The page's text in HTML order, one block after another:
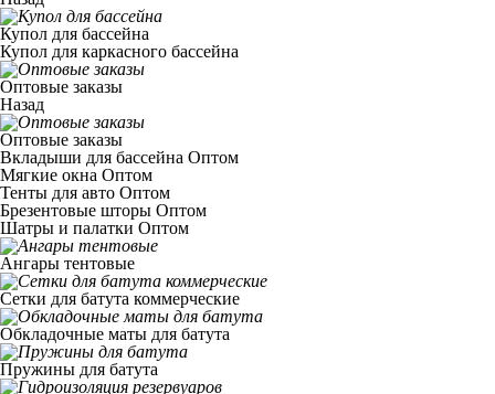
Купол для бассейна
Купол для каркасного бассейна
Оптовые заказы
Назад
Оптовые заказы
Вкладыши для бассейна Оптом
Мягкие окна Оптом
Тенты для авто Оптом
Брезентовые шторы Оптом
Шатры и палатки Оптом
Ангары тентовые
Сетки для батута коммерческие
Обкладочные маты для батута
Пружины для батута